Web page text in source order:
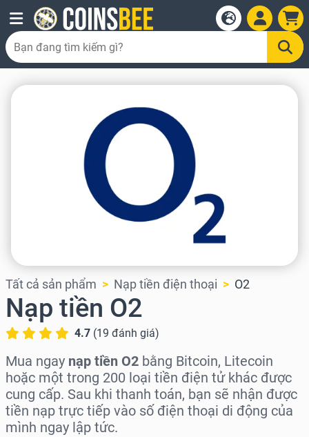
Tất cả sản phẩm Nạp tiền điện thoại O2
Nạp tiền O2
4.7 (19 đánh giá)
Mua ngay nạp tiền O2 bằng Bitcoin, Litecoin
hoặc một trong 200 loại tiền điện tử khác được
cung cấp. Sau khi thanh toán, bạn sẽ nhận được
tiền nạp trực tiếp vào số điện thoại di động của
mình ngay lập tức.